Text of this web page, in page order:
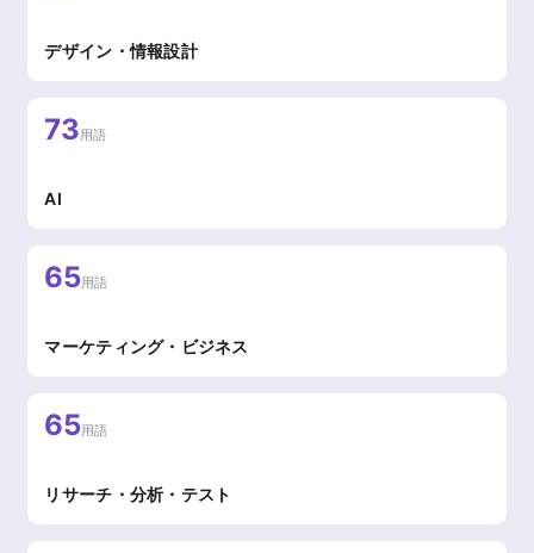
デザイン・情報設計
73用語
AI
65用語
マーケティング・ビジネス
65用語
リサーチ・分析・テスト